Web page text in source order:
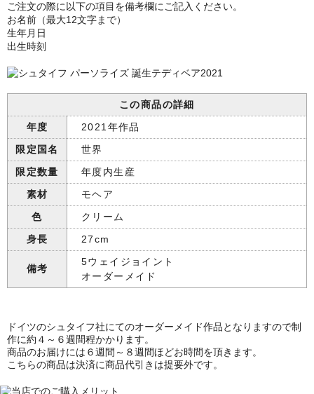
ご注文の際に以下の項目を備考欄にご記入ください。
お名前（最大12文字まで）
生年月日
出生時刻
この商品の詳細
年度
2021年作品
限定国名
世界
限定数量
年度内生産
素材
モヘア
色
クリーム
身長
27cm
備考
5ウェイジョイント
オーダーメイド
ドイツのシュタイフ社にてのオーダーメイド作品となりますので制
作に約４～６週間程かかります。
商品のお届けには６週間～８週間ほどお時間を頂きます。
こちらの商品は決済に商品代引きは提要外です。